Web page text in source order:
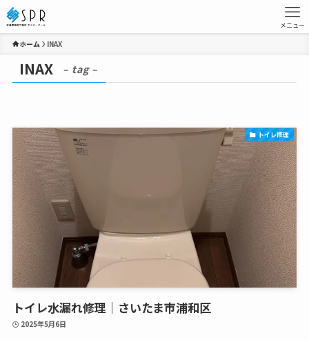
メニュー
ホーム INAX
INAX – tag –
トイレ修理
トイレ水漏れ修理｜さいたま市浦和区
2025年5月6日